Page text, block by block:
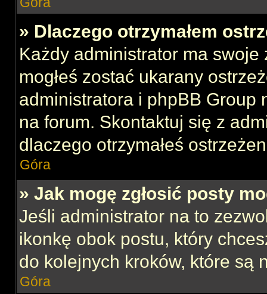
» Dlaczego otrzymałem
Każdy administrator ma swoje
mogłeś zostać ukarany
administratora i phpBB Group
na forum. Skontaktuj się z
dlaczego otrzymałeś
Góra
» Jak mogę zgłosić posty
Jeśli administrator na to
ikonkę obok postu, który
do kolejnych kroków, które są
Góra